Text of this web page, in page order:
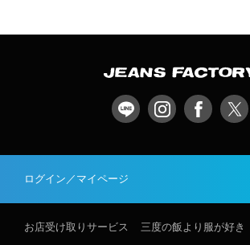
ログイン／マイページ
お店受け取りサービス 三度の飯より服が好き